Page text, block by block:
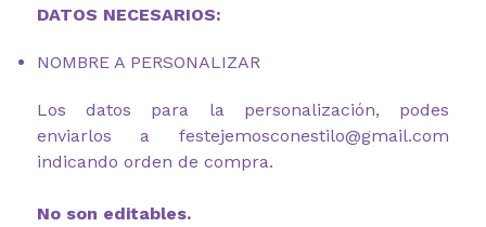
DATOS NECESARIOS:
NOMBRE A PERSONALIZAR
Los datos para la personalización, podes
enviarlos a festejemosconestilo@gmail.com
indicando orden de compra.
No son editables.